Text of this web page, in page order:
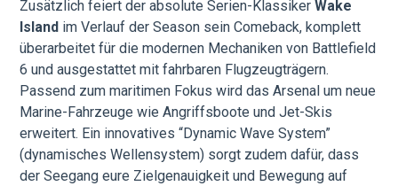
Zusätzlich feiert der absolute Serien-KlassikerWake
Island im Verlauf der Season sein Comeback, komplett
überarbeitet für die modernen Mechaniken von Battlefield
6 und ausgestattet mit fahrbaren Flugzeugträgern.
Passend zum maritimen Fokus wird das Arsenal um neue
Marine-Fahrzeuge wie Angriffsboote und Jet-Skis
erweitert. Ein innovatives “Dynamic Wave System”
(dynamisches Wellensystem) sorgt zudem dafür, dass
der Seegang eure Zielgenauigkeit und Bewegung auf